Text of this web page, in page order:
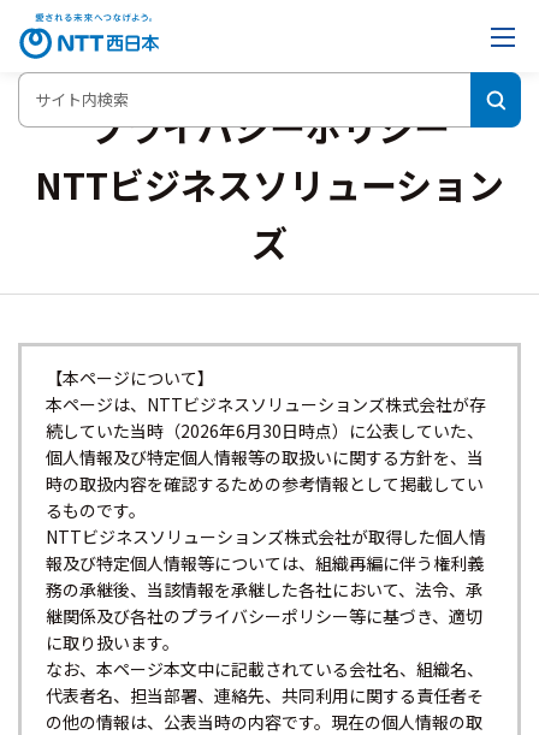
プライバシーポリシー
NTTビジネスソリューション
ズ
【本ページについて】
本ページは、NTTビジネスソリューションズ株式会社が存
続していた当時（2026年6月30日時点）に公表していた、
個人情報及び特定個人情報等の取扱いに関する方針を、当
時の取扱内容を確認するための参考情報として掲載してい
るものです。
NTTビジネスソリューションズ株式会社が取得した個人情
報及び特定個人情報等については、組織再編に伴う権利義
務の承継後、当該情報を承継した各社において、法令、承
継関係及び各社のプライバシーポリシー等に基づき、適切
に取り扱います。
なお、本ページ本文中に記載されている会社名、組織名、
代表者名、担当部署、連絡先、共同利用に関する責任者そ
の他の情報は、公表当時の内容です。現在の個人情報の取